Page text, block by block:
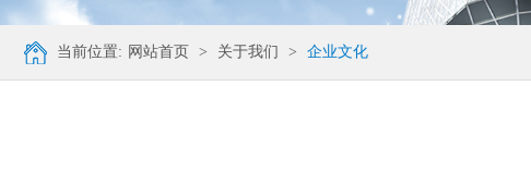
当前位置: 网站首页 > 关于我们 > 企业文化